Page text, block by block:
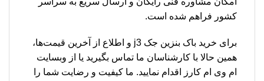
کشور فراهم شده است.
برای خرید باک بنزین جک j3 و اطلاع از آخرین قیمت‌ها،
همین حالا با کارشناسان ما تماس بگیرید یا از وبسایت
ام وی ام کارز اقدام نمایید. ما کیفیت و رضایت شما را